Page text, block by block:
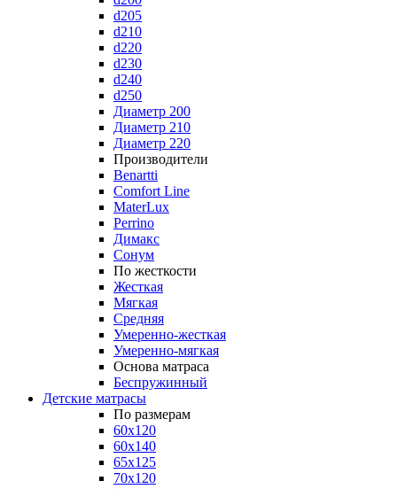
d205
d210
d220
d230
d240
d250
Диаметр 200
Диаметр 210
Диаметр 220
Производители
Benartti
Comfort Line
MaterLux
Perrino
Димакс
Сонум
По жесткости
Жесткая
Мягкая
Средняя
Умеренно-жесткая
Умеренно-мягкая
Основа матраса
Беспружинный
Детские матрасы
По размерам
60x120
60x140
65x125
70x120